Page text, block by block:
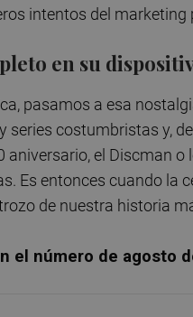
intentos del
en su
pasamos a esa
series costumbristas y,
aniversario, el Discman
Es entonces cuando
de nuestra historia
el número de agosto